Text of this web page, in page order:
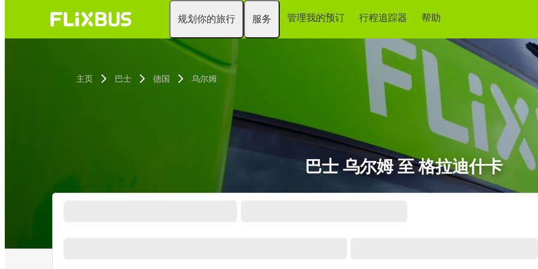
规划你的旅行 服务 管理我的预订 行程追踪器 帮助
主页 巴士 德国 乌尔姆
巴士 乌尔姆 至 格拉迪什卡